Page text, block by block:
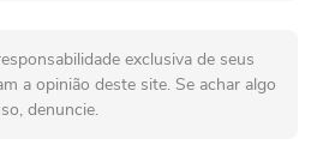
exclusiva de seus
a opinião deste site. Se achar algo
denuncie.